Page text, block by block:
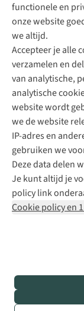
functionele en
onze website
we altijd.
Accepteer je alle
verzamelen en
van analytische,
analytische
website wordt
we de website
IP-adres en
gebruiken we
Deze data delen
Je kunt altijd je
policy link
Cookie policy en
Direct advies
+31 (0)85
+31 6 12 28